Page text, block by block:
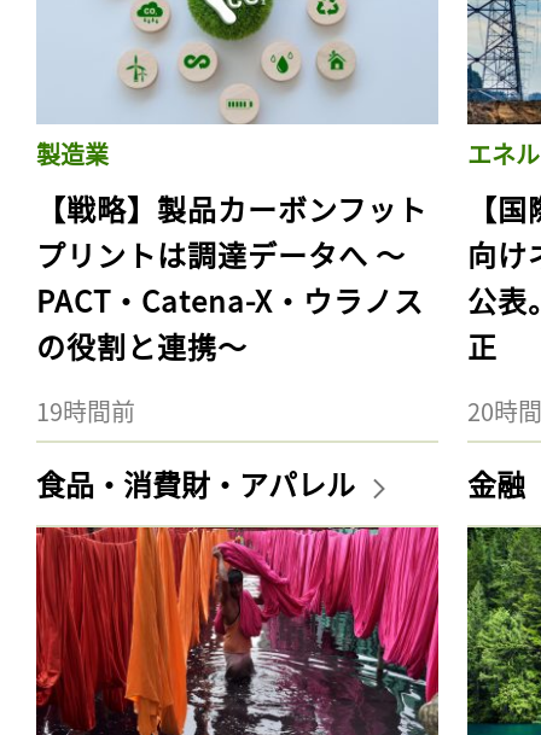
製造業
【戦略】製品カーボンフット
プリントは調達データへ 〜
PACT・Catena-X・ウラノス
の役割と連携〜
19時間前
エネ
【
向け
公表
正
20時
食品・消費財・アパレル 金融